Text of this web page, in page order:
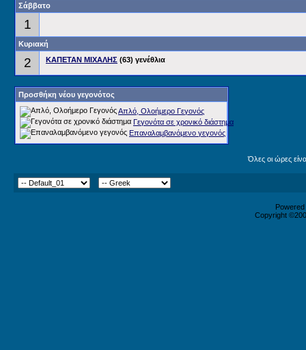
Σάββατο
1
Κυριακή
2 ΚΑΠΕΤΑΝ ΜΙΧΑΛΗΣ (63) γενέθλια
Προσθήκη νέου γεγονότος
Απλό, Ολοήμερο Γεγονός
Γεγονότα σε χρονικό διάστημα
Επαναλαμβανόμενο γεγονός
Όλες οι ώρες
Copyright